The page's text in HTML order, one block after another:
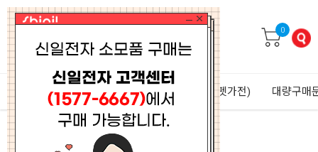
0
주방가전 생활가전 겨울가전 퍼비(펫가전) 대량구매